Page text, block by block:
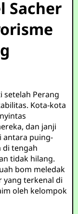
Sacher
setelah Perang
Kota-kota
dan janji
antara puing-
di tengah
tidak hilang.
bom meledak
yang terkenal di
oleh kelompok